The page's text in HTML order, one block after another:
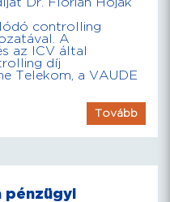
Dr. Florian Hojak
controlling
A
az ICV által
díj
Telekom, a VAUDE
Tovább
pénzügyi